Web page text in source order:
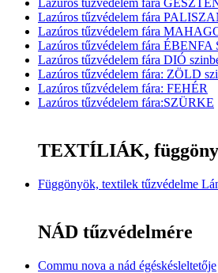
Lazúros tűzvédelem fára
Lazúros tűzvédelem fára
Lazúros tűzvédelem fára
Lazúros tűzvédelem fára
Lazúros tűzvédelem fára DIÓ
Lazúros tűzvédelem fára: ZÖLD
Lazúros tűzvédelem fára: FEHÉR
Lazúros tűzvédelem fára:SZÜRKE
TEXTÍLIÁK,
Függönyök, textilek tűzvédelme
NÁD tűzvédelmére
Commu nova a nád égéskésleltetője